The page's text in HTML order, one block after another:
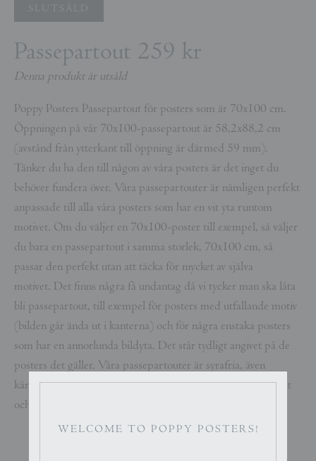
SLUTSÅLD
Passepartout 259 kr
Denna produkt är utsåld
Poppy Posters Passepartout för posters som är 70x100 cm.
Öppningen på vår 70x100-passepartout är 58,2x88,2 cm
(avstånd från ytterkant till öppning är därmed 59 mm).
Tänker du ha den till någon av våra posters är det inget du
behöver fundera över. Våra passepartouter är nämligen perfekt
anpassade till alla våra posters som har en vit yta runtom
motivet. Om du väljer en 70x100-poster till exempel, så väljer
du bara en passepartout i samma storlek, 70x100 cm, så
passar den perfekt utan att täcka för mycket av själva
motivet. Det finns några få undantag då vi tycker man ska låta
bli passepartout, till exempel för posters med utfallande motiv
(bilden går ända ut i kanterna) och för några enstaka posters
som har en annorlunda bildyta. Det står tydligt angivet på de
posters det gäller. Våra passepartouter är syrafria, även
kärnan. Dessutom är de arkivbeständiga, håller museikvalitet
och är lätta att montera.
WELCOME TO POPPY POSTERS!